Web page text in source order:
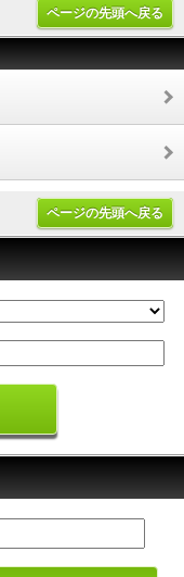
ページの先頭へ戻る
ページの先頭へ戻る